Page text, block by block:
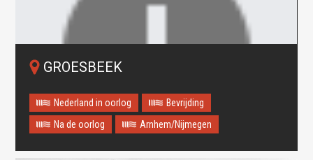
GROESBEEK
Nederland in oorlog
Bevrijding
Na de oorlog
Arnhem/Nijmegen